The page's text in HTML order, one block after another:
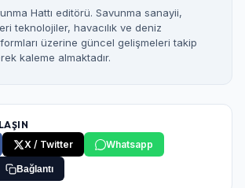
Hattı editörü. Savunma sanayii,
teknolojiler, havacılık ve deniz
üzerine güncel gelişmeleri takip
kaleme almaktadır.
X / Twitter Whatsapp
Bağlantı